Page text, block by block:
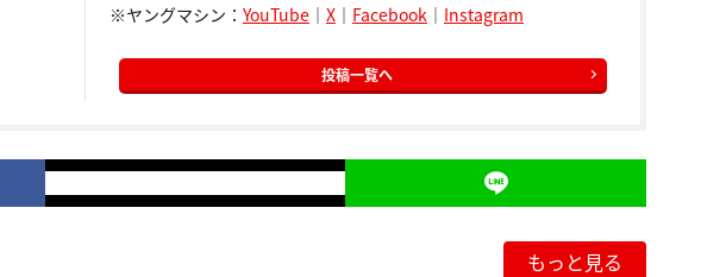
※ヤングマシン： YouTube｜ X｜ Facebook｜ Instagram
投稿一覧へ
もっと見る